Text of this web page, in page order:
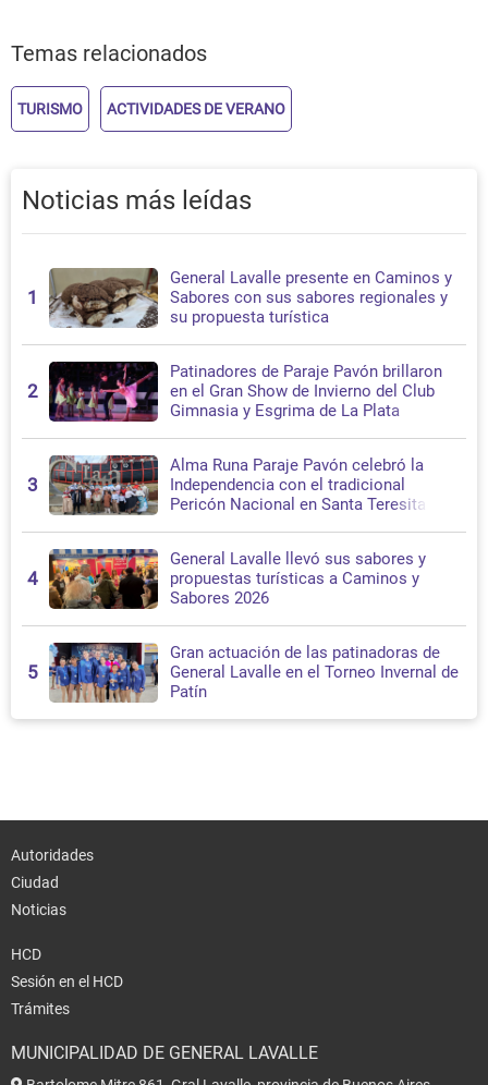
Temas relacionados
TURISMO ACTIVIDADES DE VERANO
Noticias más leídas
1
General Lavalle presente en Caminos y
Sabores con sus sabores regionales y
su propuesta turística
2
Patinadores de Paraje Pavón brillaron
en el Gran Show de Invierno del Club
Gimnasia y Esgrima de La Plata
3
Alma Runa Paraje Pavón celebró la
Independencia con el tradicional
Pericón Nacional en Santa Teresita
4
General Lavalle llevó sus sabores y
propuestas turísticas a Caminos y
Sabores 2026
5
Gran actuación de las patinadoras de
General Lavalle en el Torneo Invernal de
Patín
Autoridades
Ciudad
Noticias
HCD
Sesión en el HCD
Trámites
MUNICIPALIDAD DE GENERAL LAVALLE